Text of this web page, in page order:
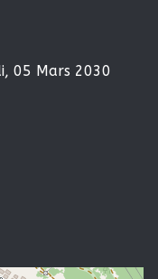
05 Mars 2030